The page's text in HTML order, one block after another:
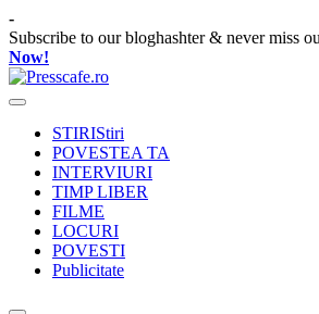
Skip
to
content
-
Subscribe to our bloghashter & never miss
Now!
Presscafe.ro
Cafeneau
urbaneSTIRIStiri
POVESTEA TA
INTERVIURI
TIMP LIBER
FILME
LOCURI
POVESTI
Publicitate